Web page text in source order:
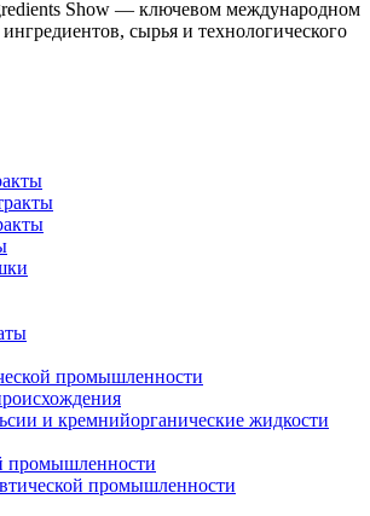
Show — ключевом международном
сырья и технологического
промышленности
и кремнийорганические жидкости
промышленности
промышленности